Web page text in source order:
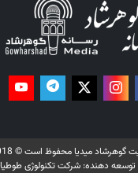
میدیا محفوظ است © 2018 - 2024
دهنده: شرکت تکنولوژی طوطیا